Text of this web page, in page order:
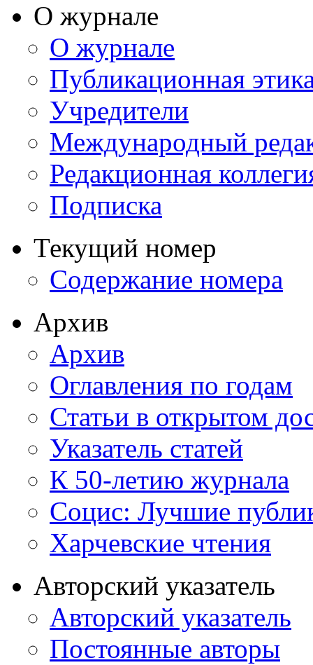
О журнале
О журнале
Публикационная
Учредители
Международный
Редакционная
Подписка
Текущий номер
Содержание номера
Архив
Архив
Оглавления по годам
Статьи в открытом
Указатель статей
К 50-летию журнала
Социс: Лучшие
Харчевские чтения
Авторский указатель
Авторский указатель
Постоянные авторы